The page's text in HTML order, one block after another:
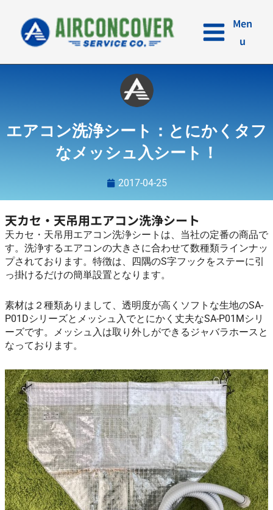
キ
Men
u
エアコン洗浄シート：とにかくタフ
なメッシュ入シート！
2017-04-25
天カセ・天吊用エアコン洗浄シート
天カセ・天吊用エアコン洗浄シートは、当社の定番の商品で
す。洗浄するエアコンの大きさに合わせて数種類ラインナッ
プされております。特徴は、四隅のS字フックをステーに引
っ掛けるだけの簡単設置となります。
素材は２種類ありまして、透明度が高くソフトな生地のSA-
P01Dシリーズとメッシュ入でとにかく丈夫なSA-P01Mシリ
ーズです。メッシュ入は取り外しができるジャバラホースと
なっております。